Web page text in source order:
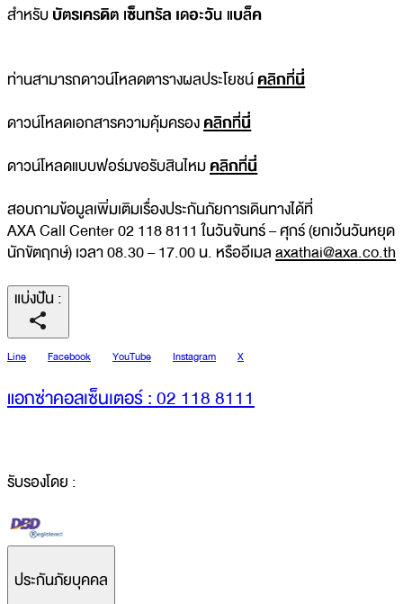
สำหรับบัตรเครดิต เซ็นทรัล เดอะวัน แบล็ค
ท่านสามารถดาวน์โหลดตารางผลประโยชน์คลิกที่นี่
ดาวน์โหลดเอกสารความคุ้มครองคลิกที่นี่
ดาวน์โหลดแบบฟอร์มขอรับสินไหมคลิกที่นี่
สอบถามข้อมูลเพิ่มเติมเรื่องประกันภัยการเดินทางได้ที่
AXA Call Center 02 118 8111 ในวันจันทร์ – ศุกร์ (ยกเว้นวันหยุด
นักขัตฤกษ์) เวลา 08.30 – 17.00 น. หรืออีเมลaxathai@axa.co.th
แบ่งปัน:
Line Facebook YouTube Instagram X
แอกซ่าคอลเซ็นเตอร์ : 02 118 8111
รับรองโดย :
ประกันภัยบุคคล